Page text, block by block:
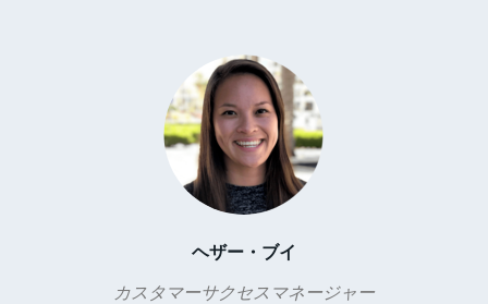
ヘザー・ブイ
カスタマーサクセスマネージャー